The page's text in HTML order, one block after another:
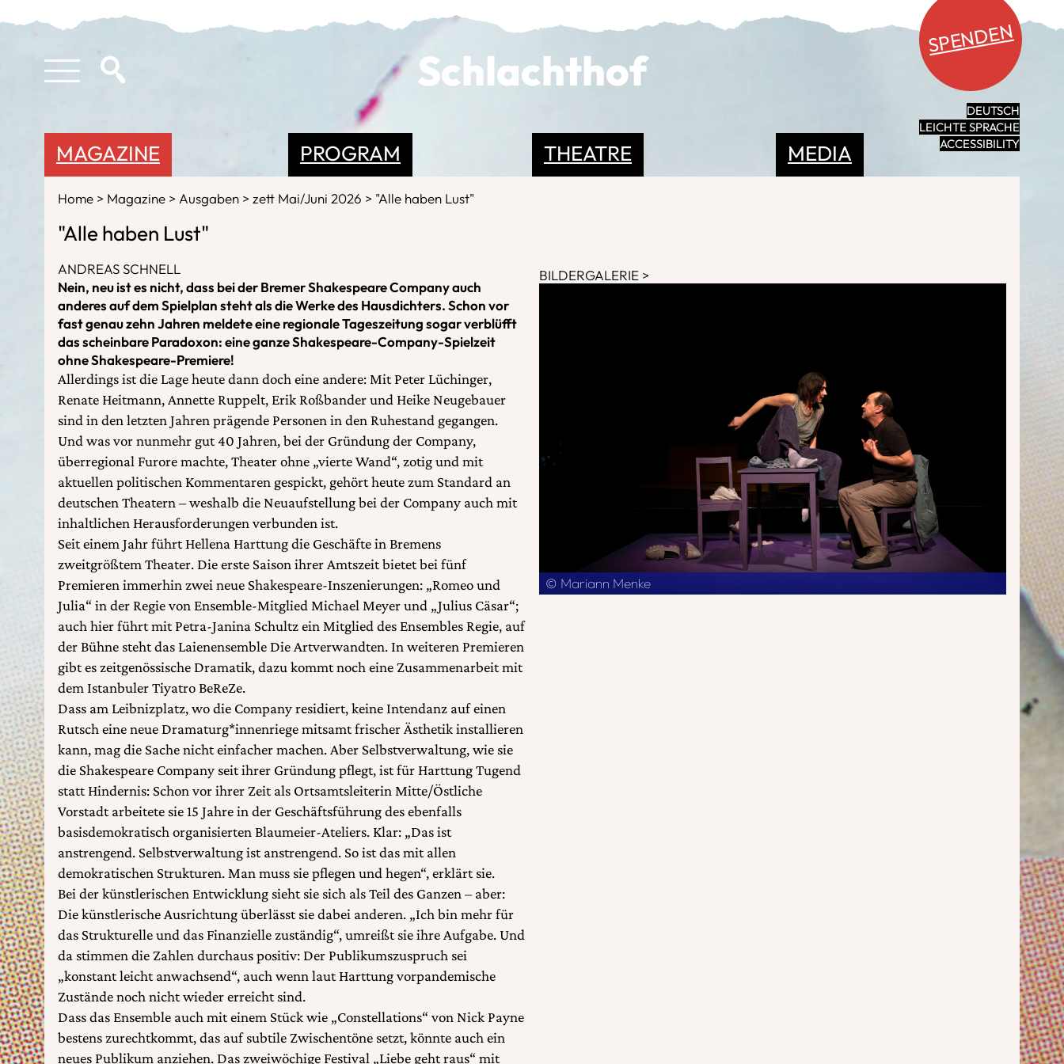
Schlachthof
SPENDEN
DEUTSCH
LEICHTE SPRACHE
ACCESSIBILITY
PROGRAM THEATRE MEDIA
MAGAZINE
Home Magazine Ausgaben zett Mai/Juni 2026 "Alle haben Lust"
"Alle haben Lust"
ANDREAS SCHNELL
Nein, neu ist es nicht, dass bei der Bremer Shakespeare Company auch
anderes auf dem Spielplan steht als die Werke des Hausdichters. Schon vor
fast genau zehn Jahren meldete eine regionale Tageszeitung sogar verblüfft
das scheinbare Paradoxon: eine ganze Shakespeare-Company-Spielzeit
ohne Shakespeare-Premiere!
Allerdings ist die Lage heute dann doch eine andere: Mit Peter Lüchinger,
Renate Heitmann, Annette Ruppelt, Erik Roßbander und Heike Neugebauer
sind in den letzten Jahren prägende Personen in den Ruhestand gegangen.
Und was vor nunmehr gut 40 Jahren, bei der Gründung der Company,
überregional Furore machte, Theater ohne „vierte Wand“, zotig und mit
aktuellen politischen Kommentaren gespickt, gehört heute zum Standard an
deutschen Theatern – weshalb die Neuaufstellung bei der Company auch mit
inhaltlichen Herausforderungen verbunden ist.
Seit einem Jahr führt Hellena Harttung die Geschäfte in Bremens
zweitgrößtem Theater. Die erste Saison ihrer Amtszeit bietet bei fünf
Premieren immerhin zwei neue Shakespeare-Inszenierungen: „Romeo und
Julia“ in der Regie von Ensemble-Mitglied Michael Meyer und „Julius Cäsar“;
auch hier führt mit Petra-Janina Schultz ein Mitglied des Ensembles Regie, auf
der Bühne steht das Laienensemble Die Artverwandten. In weiteren Premieren
gibt es zeitgenössische Dramatik, dazu kommt noch eine Zusammenarbeit mit
dem Istanbuler Tiyatro BeReZe.
Dass am Leibnizplatz, wo die Company residiert, keine Intendanz auf einen
Rutsch eine neue Dramaturg*innenriege mitsamt frischer Ästhetik installieren
kann, mag die Sache nicht einfacher machen. Aber Selbstverwaltung, wie sie
die Shakespeare Company seit ihrer Gründung pflegt, ist für Harttung Tugend
statt Hindernis: Schon vor ihrer Zeit als Ortsamtsleiterin Mitte/Östliche
Vorstadt arbeitete sie 15 Jahre in der Geschäftsführung des ebenfalls
basisdemokratisch organisierten Blaumeier-Ateliers. Klar: „Das ist
anstrengend. Selbstverwaltung ist anstrengend. So ist das mit allen
demokratischen Strukturen. Man muss sie pflegen und hegen“, erklärt sie.
Bei der künstlerischen Entwicklung sieht sie sich als Teil des Ganzen – aber:
Die künstlerische Ausrichtung überlässt sie dabei anderen. „Ich bin mehr für
das Strukturelle und das Finanzielle zuständig“, umreißt sie ihre Aufgabe. Und
da stimmen die Zahlen durchaus positiv: Der Publikumszuspruch sei
„konstant leicht anwachsend“, auch wenn laut Harttung vorpandemische
Zustände noch nicht wieder erreicht sind.
Dass das Ensemble auch mit einem Stück wie „Constellations“ von Nick Payne
bestens zurechtkommt, das auf subtile Zwischentöne setzt, könnte auch ein
neues Publikum anziehen. Das zweiwöchige Festival „Liebe geht raus“ mit
BILDERGALERIE
© Mariann Menke